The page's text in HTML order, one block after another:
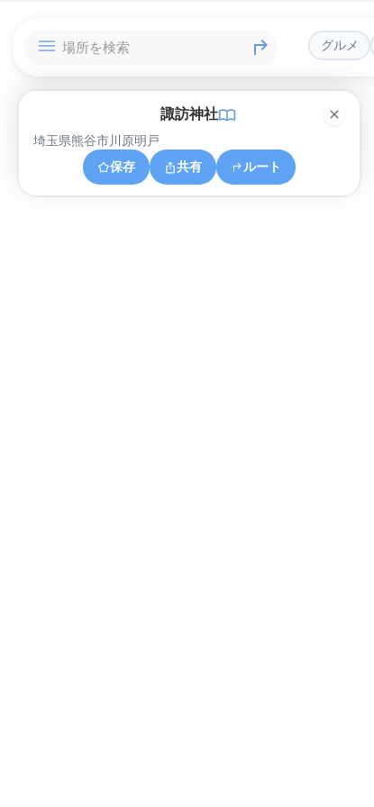
グルメ
諏訪神社
埼玉県熊谷市川原明戸
保存
共有 ルート